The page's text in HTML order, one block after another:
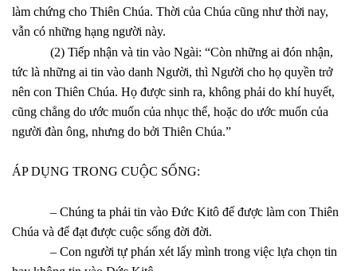
làm chứng cho Thiên Chúa. Thời của Chúa cũng như thời nay,
vẫn có những hạng người này.
(2) Tiếp nhận và tin vào Ngài: “Còn những ai đón nhận,
tức là những ai tin vào danh Người, thì Người cho họ quyền trở
nên con Thiên Chúa. Họ được sinh ra, không phải do khí huyết,
cũng chẳng do ước muốn của nhục thể, hoặc do ước muốn của
người đàn ông, nhưng do bởi Thiên Chúa.”
ÁP DỤNG TRONG CUỘC SỐNG:
– Chúng ta phải tin vào Đức Kitô để được làm con Thiên
Chúa và để đạt được cuộc sống đời đời.
– Con người tự phán xét lấy mình trong việc lựa chọn tin